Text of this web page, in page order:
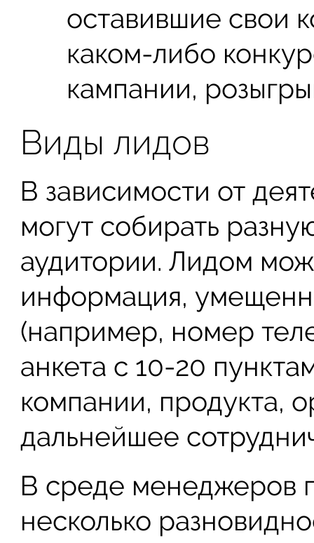
оставившие свои
каком-либо
кампании,
Виды лидов
В зависимости от
могут собирать
аудитории. Лидом
информация,
(например, номер
анкета с 10-20
компании, продукта,
дальнейшее
В среде менеджеров
несколько